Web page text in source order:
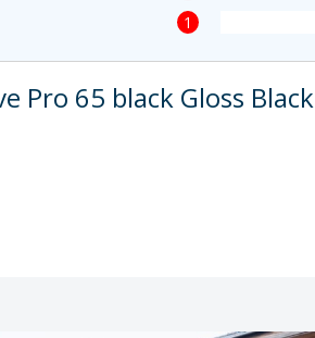
1
Pro 65 black Gloss Black